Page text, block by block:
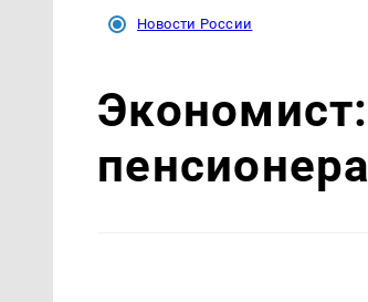
Новости России